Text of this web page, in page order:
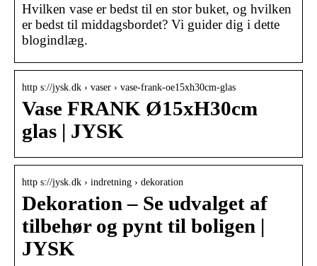
Hvilken vase er bedst til en stor buket, og hvilken
er bedst til middagsbordet? Vi guider dig i dette
blogindlæg.
http s://jysk.dk › vaser › vase-frank-oe15xh30cm-glas
Vase FRANK Ø15xH30cm
glas | JYSK
http s://jysk.dk › indretning › dekoration
Dekoration – Se udvalget af
tilbehør og pynt til boligen |
JYSK